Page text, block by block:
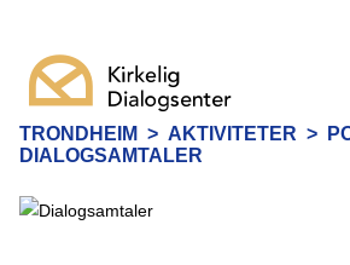
TRONDHEIM > AKTIVITETER >
DIALOGSAMTALER